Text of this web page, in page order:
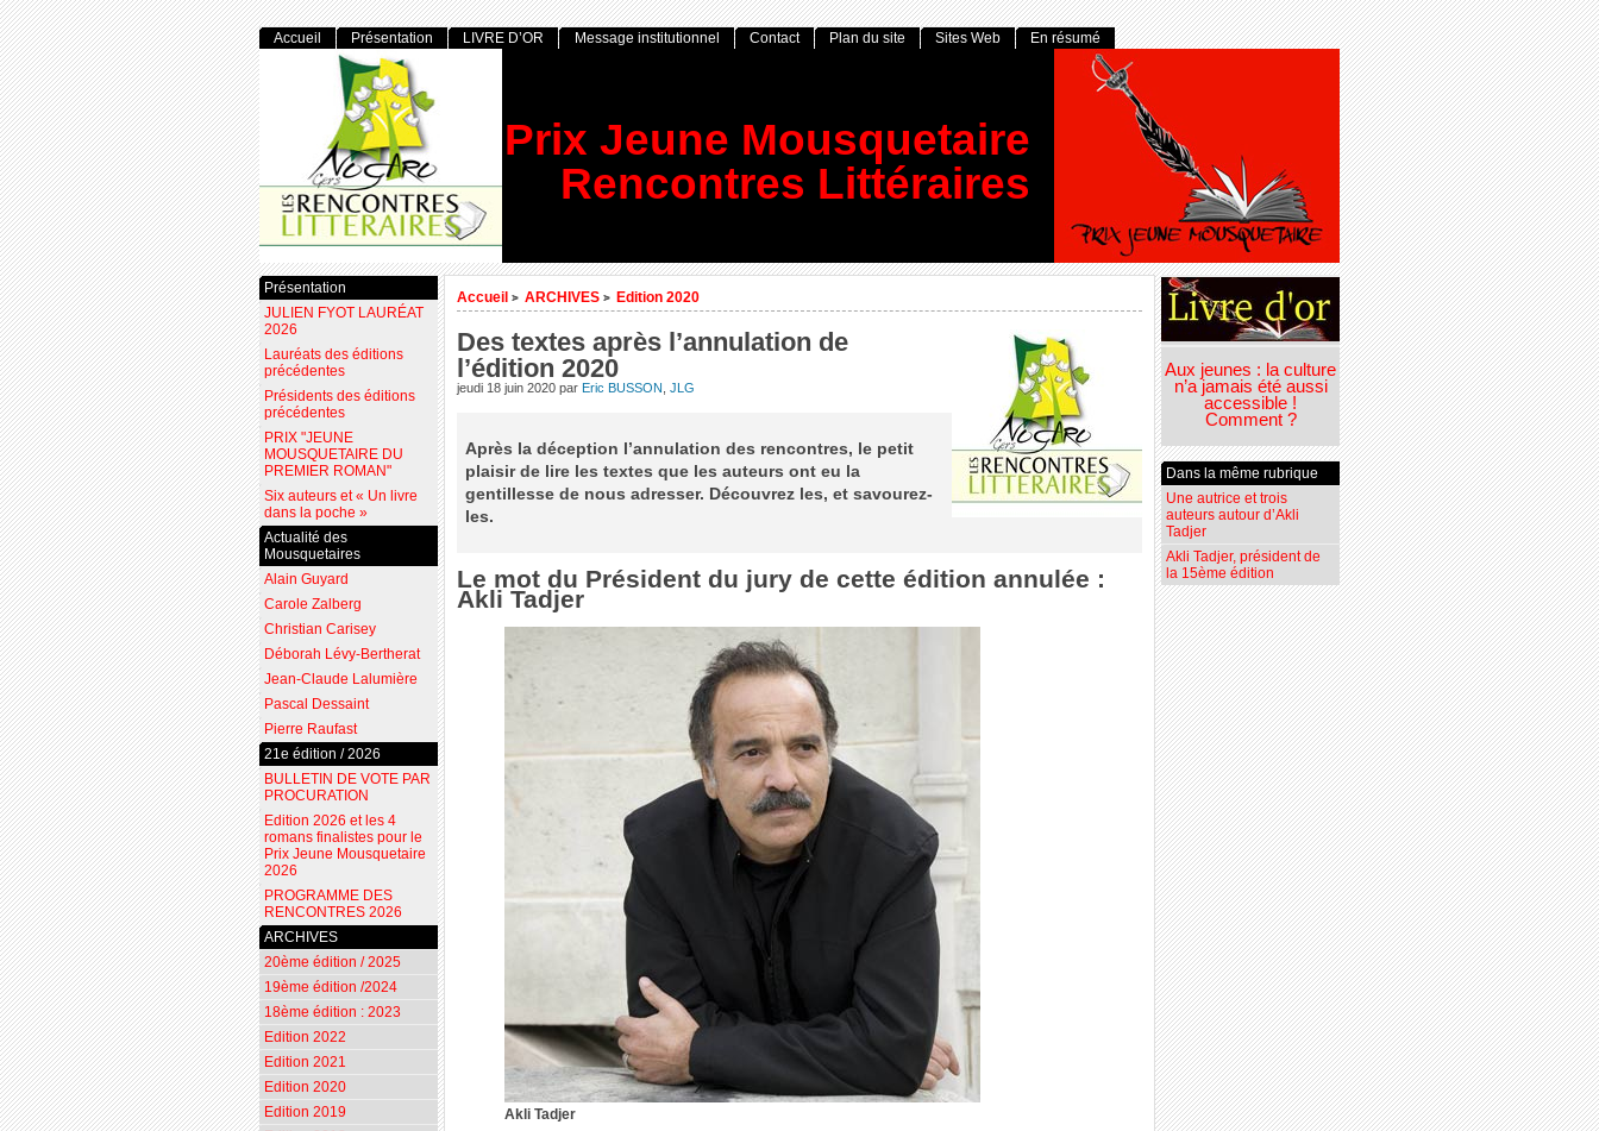
Prix Jeune Mousquetaire
Rencontres Littéraires
Accueil > ARCHIVES > Edition 2020
Des textes après l’annulation de
l’édition 2020
jeudi 18 juin 2020 par Eric BUSSON JLG
Après la déception l’annulation des rencontres, le petit
plaisir de lire les textes que les auteurs ont eu la
gentillesse de nous adresser. Découvrez les, et savourez-
les.
Le mot du Président du jury de cette édition annulée :
Akli Tadjer
Akli Tadjer
Aux jeunes : la culture
n’a jamais été aussi
accessible !
Comment ?
Dans la même rubrique
Une autrice et trois
auteurs autour d’Akli
Tadjer
Akli Tadjer, président de
la 15ème édition
Accueil Présentation LIVRE D’OR Message institutionnel Contact Plan du site Sites Web En résumé
Présentation
JULIEN FYOT LAURÉAT
2026
Lauréats des éditions
précédentes
Présidents des éditions
précédentes
PRIX "JEUNE
MOUSQUETAIRE DU
PREMIER ROMAN"
Six auteurs et « Un livre
dans la poche »
Actualité des
Mousquetaires
Alain Guyard
Carole Zalberg
Christian Carisey
Déborah Lévy-Bertherat
Jean-Claude Lalumière
Pascal Dessaint
Pierre Raufast
21e édition / 2026
BULLETIN DE VOTE PAR
PROCURATION
Edition 2026 et les 4
romans finalistes pour le
Prix Jeune Mousquetaire
2026
PROGRAMME DES
RENCONTRES 2026
ARCHIVES
20ème édition / 2025
19ème édition /2024
18ème édition : 2023
Edition 2022
Edition 2021
Edition 2020
Edition 2019